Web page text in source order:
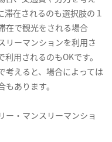
滞在されるのも選択肢の１
在で観光をされる場合
リーマンションを利用さ
用されるのもOKです。
考えると、場合によっては
あります。
ー・マンスリーマンショ